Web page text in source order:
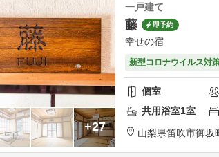
+27
一戸建て
藤 即予約
幸せの宿
新型コロナウイルス対
個室
共用浴室1室
山梨県笛吹市御坂